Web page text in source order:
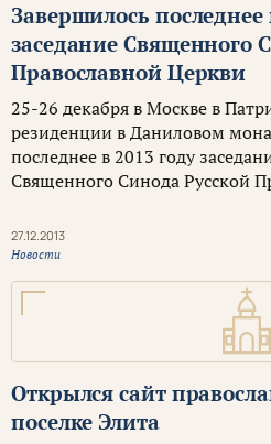
Завершилось последнее
заседание Священного
Православной Церкви
25-26 декабря в Москве в
резиденции в Даниловом
последнее в 2013 году
Священного Синода Русской
27.12.2013
Новости
Открылся сайт
поселке Элита